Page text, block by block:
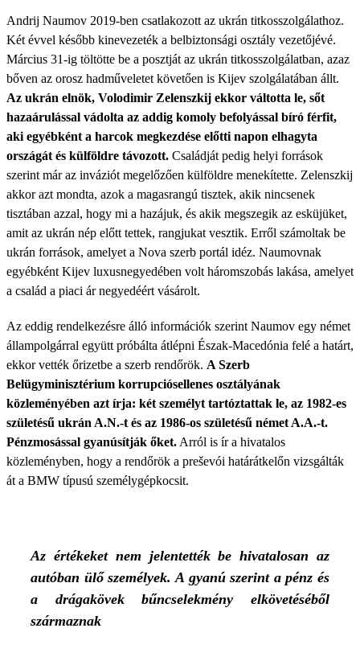
Andrij Naumov 2019-ben csatlakozott az ukrán titkosszolgálathoz.
Két évvel később kinevezeték a belbiztonsági osztály vezetőjévé.
Március 31-ig töltötte be a posztját az ukrán titkosszolgálatban, azaz
bőven az orosz hadműveletet követően is Kijev szolgálatában állt.
Az ukrán elnök, Volodimir Zelenszkij ekkor váltotta le, sőt
hazaárulással vádolta az addig komoly befolyással bíró férfit,
aki egyébként a harcok megkezdése előtti napon elhagyta
országát és külföldre távozott. Családját pedig helyi források
szerint már az inváziót megelőzően külföldre menekítette. Zelenszkij
akkor azt mondta, azok a magasrangú tisztek, akik nincsenek
tisztában azzal, hogy mi a hazájuk, és akik megszegik az esküjüket,
amit az ukrán nép előtt tettek, rangjukat vesztik. Erről számoltak be
ukrán források, amelyet a Nova szerb portál idéz. Naumovnak
egyébként Kijev luxusnegyedében volt háromszobás lakása, amelyet
a család a piaci ár negyedéért vásárolt.
Az eddig rendelkezésre álló információk szerint Naumov egy német
állampolgárral együtt próbálta átlépni Észak-Macedónia felé a határt,
ekkor vették őrizetbe a szerb rendőrök. A Szerb
Belügyminisztérium korrupciósellenes osztályának
közleményében azt írja: két személyt tartóztattak le, az 1982-es
születésű ukrán A.N.-t és az 1986-os születésű német A.A.-t.
Pénzmosással gyanúsítják őket. Arról is ír a hivatalos
közleményben, hogy a rendőrök a preševói határátkelőn vizsgálták
át a BMW típusú személygépkocsit.
Az értékeket nem jelentették be hivatalosan az
autóban ülő személyek. A gyanú szerint a pénz és
a drágakövek bűncselekmény elkövetéséből
származnak